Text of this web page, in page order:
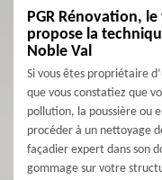
PGR Rénovation,
propose la
Noble Val
Si vous êtes propriétaire
que vous constatiez que
pollution, la poussière ou
procéder à un nettoyage
façadier expert dans son
gommage sur votre